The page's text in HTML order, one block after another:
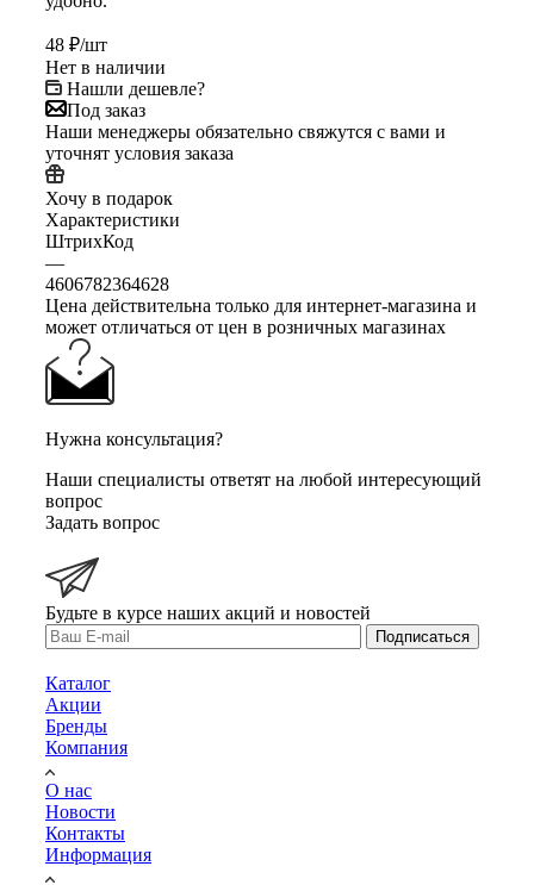
48 ₽/шт
Нет в наличии
Нашли дешевле?
Под заказ
Наши менеджеры обязательно свяжутся с вами и
уточнят условия заказа
Хочу в подарок
Характеристики
ШтрихКод
—
4606782364628
Цена действительна только для интернет-магазина и
может отличаться от цен в розничных магазинах
Нужна консультация?
Наши специалисты ответят на любой интересующий
вопрос
Задать вопрос
Будьте в курсе наших акций и новостей
Подписаться
Каталог
Акции
Бренды
Компания
О нас
Новости
Контакты
Информация